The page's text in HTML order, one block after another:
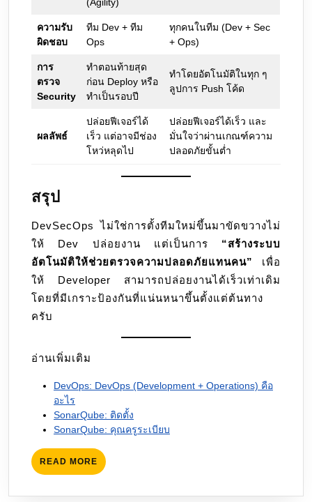
(Agility)
ความรับ
ผิดชอบ
ทีม Dev + ทีม
Ops
ทุกคนในทีม (Dev + Sec
+ Ops)
การ
ตรวจ
Security
ทำตอนท้ายสุด
ก่อน Deploy หรือ
ทำเป็นรอบปี
ทำโดยอัตโนมัติในทุก ๆ
ลูปการ Push โค้ด
ผลลัพธ์
ปล่อยฟีเจอร์ได้
เร็ว แต่อาจมีช่อง
โหว่หลุดไป
ปล่อยฟีเจอร์ได้เร็ว และ
มั่นใจว่าผ่านเกณฑ์ความ
ปลอดภัยขั้นต่ำ
สรุป
DevSecOps ไม่ใช่การตั้งทีมใหม่ขึ้นมาขัดขวางไม่
ให้ Dev ปล่อยงาน แต่เป็นการ “สร้างระบบ
อัตโนมัติให้ช่วยตรวจความปลอดภัยแทนคน”
เพื่อ
ให้ Developer สามารถปล่อยงานได้เร็วเท่าเดิม
โดยที่มีเกราะป้องกันที่แน่นหนาขึ้นตั้งแต่ต้นทาง
ครับ
อ่านเพิ่มเติม
DevOps: DevOps (Development + Operations) คือ
อะไร
SonarQube: ติดตั้ง
SonarQube: คุณครูระเบียบ
READ MORE READ
MORE